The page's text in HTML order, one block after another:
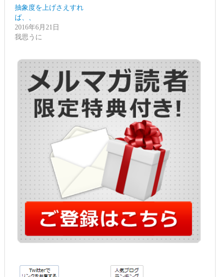
開
き
す)
し
い
ィ
ン
き
ま
す)
抽象度を上げさえすれ
ば、、
2016年6月21日
我思うに